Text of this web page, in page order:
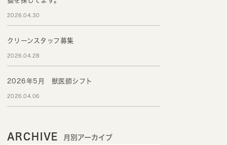
2026.04.30
クリーンスタッフ募集
2026.04.28
2026年5月 獣医師シフト
2026.04.06
ARCHIVE 月別アーカイブ